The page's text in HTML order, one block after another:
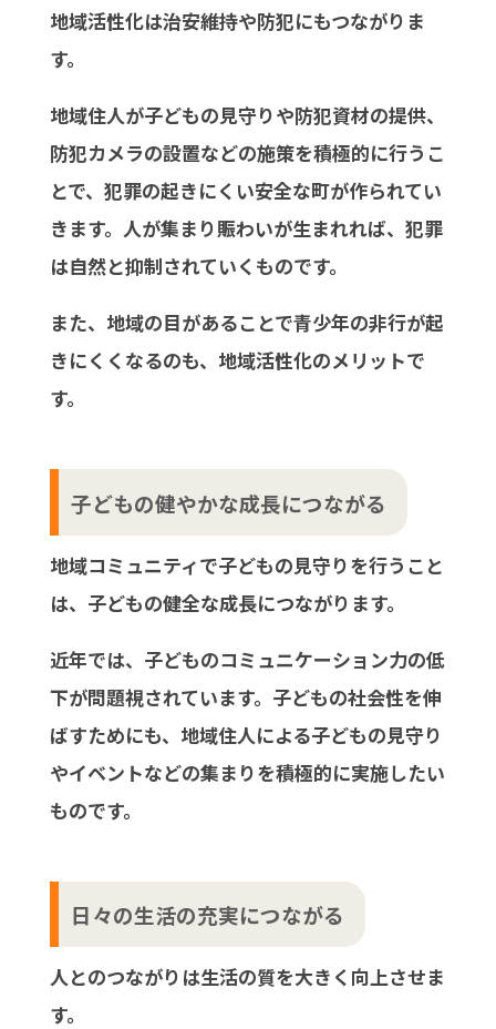
地域活性化は治安維持や防犯にもつながりま
す。
地域住人が子どもの見守りや防犯資材の提供、
防犯カメラの設置などの施策を積極的に行うこ
とで、犯罪の起きにくい安全な町が作られてい
きます。人が集まり賑わいが生まれれば、犯罪
は自然と抑制されていくものです。
また、地域の目があることで青少年の非行が起
きにくくなるのも、地域活性化のメリットで
す。
子どもの健やかな成長につながる
地域コミュニティで子どもの見守りを行うこと
は、子どもの健全な成長につながります。
近年では、子どものコミュニケーション力の低
下が問題視されています。子どもの社会性を伸
ばすためにも、地域住人による子どもの見守り
やイベントなどの集まりを積極的に実施したい
ものです。
日々の生活の充実につながる
人とのつながりは生活の質を大きく向上させま
す。